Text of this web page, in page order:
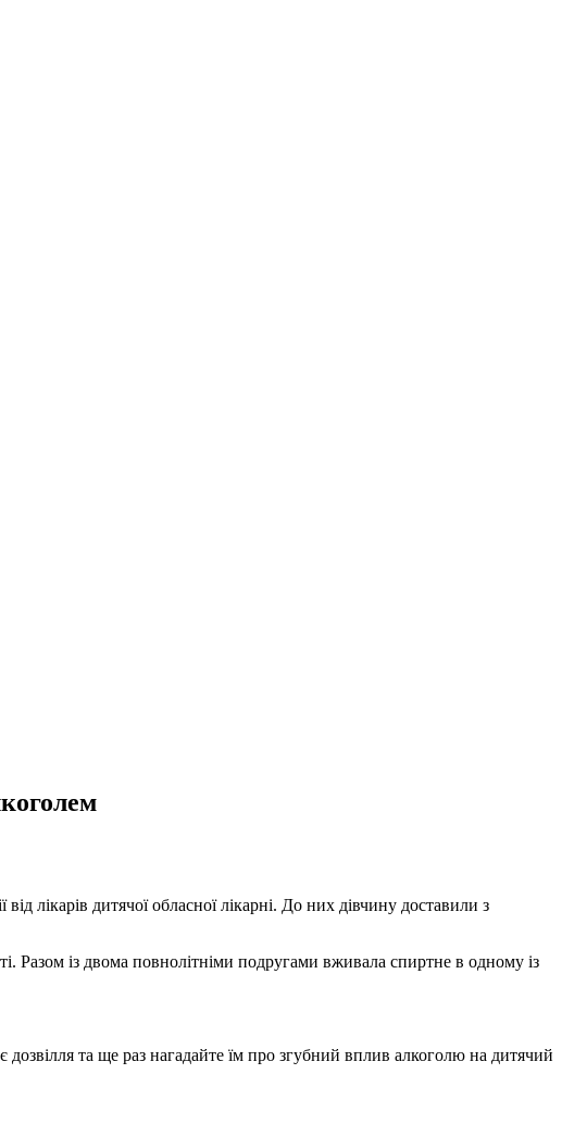
лікарів дитячої обласної лікарні. До них дівчину доставили з
Разом із двома повнолітніми подругами вживала спиртне в одному із
дозвілля та ще раз нагадайте їм про згубний вплив алкоголю на дитячий